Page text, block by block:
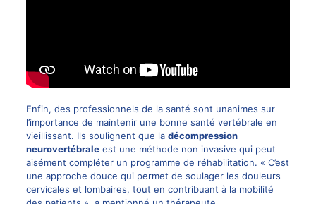
Enfin, des professionnels de la santé sont unanimes sur
l’importance de maintenir une bonne santé vertébrale en
vieillissant. Ils soulignent que la décompression
neurovertébraleest une méthode non invasive qui peut
aisément compléter un programme de réhabilitation. « C’est
une approche douce qui permet de soulager les douleurs
cervicales et lombaires, tout en contribuant à la mobilité